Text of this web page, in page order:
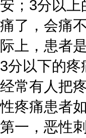
安；3分以
痛了，会痛
际上，患者
3分以下的疼
经常有人把
性疼痛患者
第一，恶性